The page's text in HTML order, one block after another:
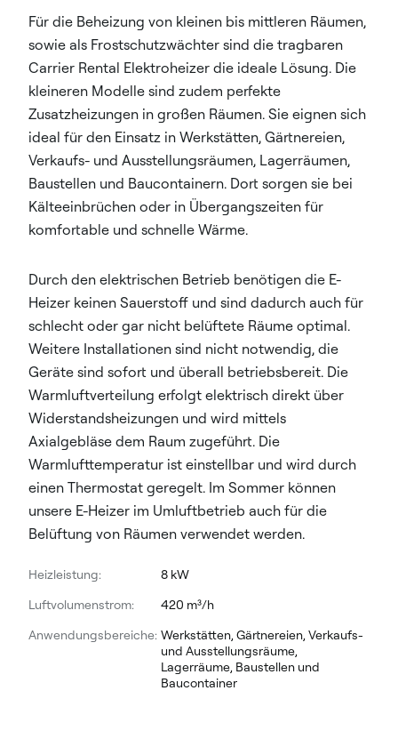
Für die Beheizung von kleinen bis mittleren Räumen,
sowie als Frostschutzwächter sind die tragbaren
Carrier Rental Elektroheizer die ideale Lösung. Die
kleineren Modelle sind zudem perfekte
Zusatzheizungen in großen Räumen. Sie eignen sich
ideal für den Einsatz in Werkstätten, Gärtnereien,
Verkaufs- und Ausstellungsräumen, Lagerräumen,
Baustellen und Baucontainern. Dort sorgen sie bei
Kälteeinbrüchen oder in Übergangszeiten für
komfortable und schnelle Wärme.
Durch den elektrischen Betrieb benötigen die E-
Heizer keinen Sauerstoff und sind dadurch auch für
schlecht oder gar nicht belüftete Räume optimal.
Weitere Installationen sind nicht notwendig, die
Geräte sind sofort und überall betriebsbereit. Die
Warmluftverteilung erfolgt elektrisch direkt über
Widerstandsheizungen und wird mittels
Axialgebläse dem Raum zugeführt. Die
Warmlufttemperatur ist einstellbar und wird durch
einen Thermostat geregelt. Im Sommer können
unsere E-Heizer im Umluftbetrieb auch für die
Belüftung von Räumen verwendet werden.
Heizleistung:
8 kW
Luftvolumenstrom:
420 m³/h
Anwendungsbereiche: Werkstätten, Gärtnereien, Verkaufs-
und Ausstellungsräume,
Lagerräume, Baustellen und
Baucontainer